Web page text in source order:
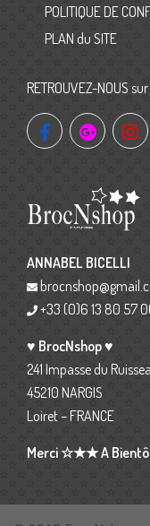
POLITIQUE DE
PLAN du SITE
RETROUVEZ-NOUS sur
ANNABEL BICELLI
+33 (0)6 13 80 57
♥ BrocNshop ♥
241 Impasse du
45210 NARGIS
Loiret – FRANCE
Merci ☆★★ A